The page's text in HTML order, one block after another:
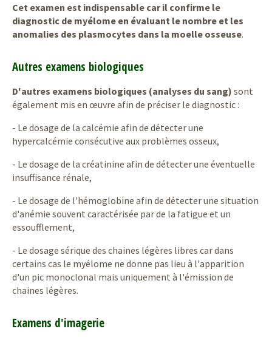
Cet examen est indispensable car il confirme le
diagnostic de myélome en évaluant le nombre et les
anomalies des plasmocytes dans la moelle osseuse.
Autres examens biologiques
D'autres examens biologiques (analyses du sang) sont
également mis en œuvre afin de préciser le diagnostic :
- Le dosage de la calcémie afin de détecter une
hypercalcémie consécutive aux problèmes osseux,
- Le dosage de la créatinine afin de détecter une éventuelle
insuffisance rénale,
- Le dosage de l'hémoglobine afin de détecter une situation
d'anémie souvent caractérisée par de la fatigue et un
essoufflement,
- Le dosage sérique des chaines légères libres car dans
certains cas le myélome ne donne pas lieu à l'apparition
d'un pic monoclonal mais uniquement à l'émission de
chaines légères.
Examens d'imagerie